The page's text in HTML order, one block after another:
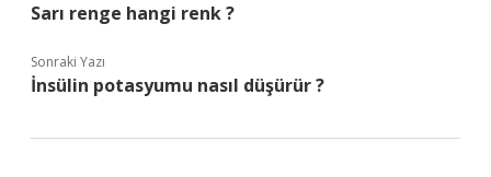
Sarı renge hangi renk ?
Sonraki Yazı
İnsülin potasyumu nasıl düşürür ?